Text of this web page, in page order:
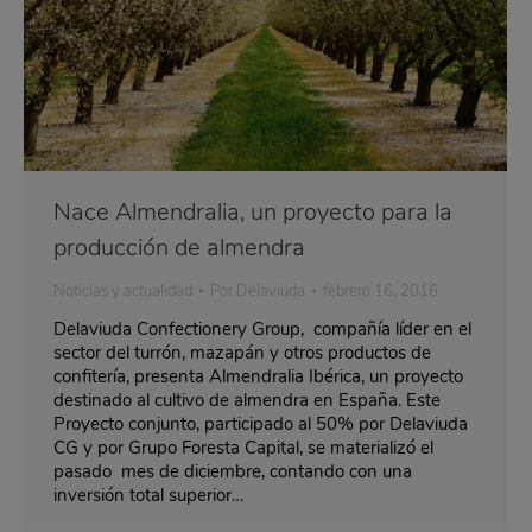
Nace Almendralia, un proyecto para la
producción de almendra
Noticias y actualidad Por Delaviuda febrero 16, 2016
Delaviuda Confectionery Group, compañía líder en el
sector del turrón, mazapán y otros productos de
confitería, presenta Almendralia Ibérica, un proyecto
destinado al cultivo de almendra en España. Este
Proyecto conjunto, participado al 50% por Delaviuda
CG y por Grupo Foresta Capital, se materializó el
pasado mes de diciembre, contando con una
inversión total superior…